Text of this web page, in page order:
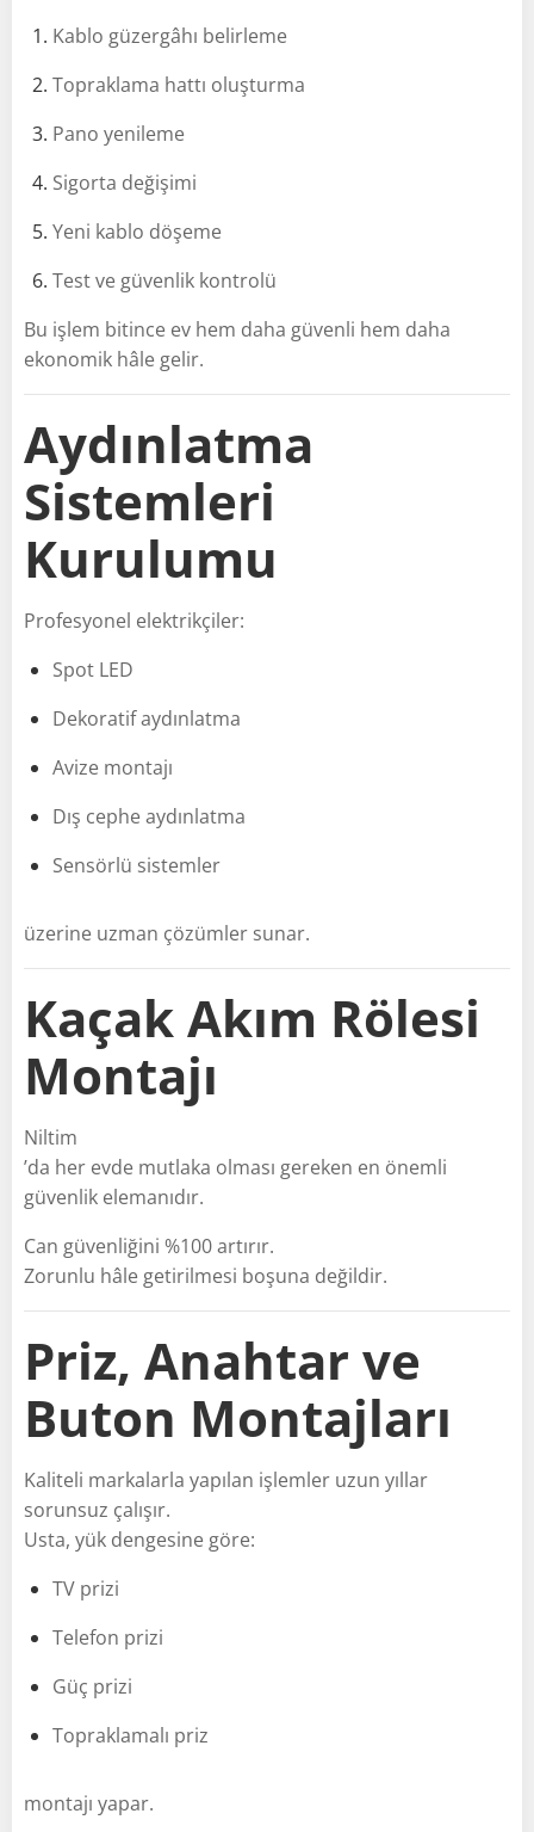
Kablo güzergâhı belirleme
Topraklama hattı oluşturma
Pano yenileme
Sigorta değişimi
Yeni kablo döşeme
Test ve güvenlik kontrolü
Bu işlem bitince ev hem daha güvenli hem daha
ekonomik hâle gelir.
Aydınlatma
Sistemleri
Kurulumu
Profesyonel elektrikçiler:
Spot LED
Dekoratif aydınlatma
Avize montajı
Dış cephe aydınlatma
Sensörlü sistemler
üzerine uzman çözümler sunar.
Kaçak Akım Rölesi
Montajı
Niltim
’da her evde mutlaka olması gereken en önemli
güvenlik elemanıdır.
Can güvenliğini %100 artırır.
Zorunlu hâle getirilmesi boşuna değildir.
Priz, Anahtar ve
Buton Montajları
Kaliteli markalarla yapılan işlemler uzun yıllar
sorunsuz çalışır.
Usta, yük dengesine göre:
TV prizi
Telefon prizi
Güç prizi
Topraklamalı priz
montajı yapar.